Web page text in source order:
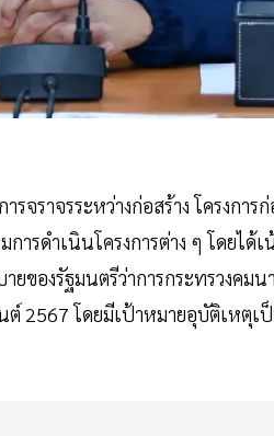
ราจรระหว่างก่อสร้าง โครงการก่
รดำเนินโครงการต่าง ๆ โดยได้
องรัฐมนตรีว่าการกระทรวงคมน
2567 โดยมีเป้าหมายอุบัติเหตุเ